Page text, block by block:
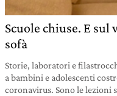
Scuole chiuse. E
sofà
Storie, laboratori e
a bambini e adolescenti
coronavirus. Sono le lezioni